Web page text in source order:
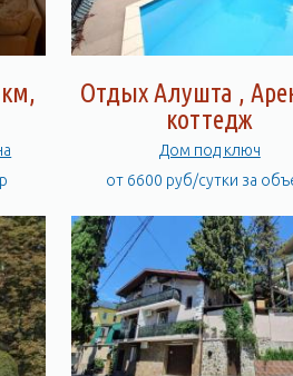
Отдых Алушта ,
коттедж
Дом под ключ
от 6600 руб/сутки за